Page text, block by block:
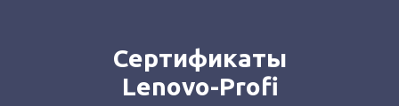
Сертификаты
Lenovo-Profi